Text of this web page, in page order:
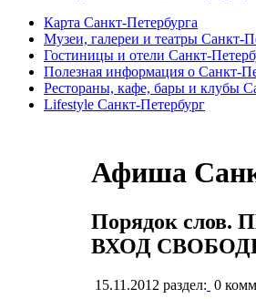
Карта Санкт-Петербурга
Музеи, галереи и театры Санкт-
Гостиницы и отели Санкт-
Полезная информация о Санкт-
Рестораны, кафе, бары и клубы
Lifestyle Санкт-Петербург
Афиша
Порядок
ВХОД
15.11.2012 раздел: 0